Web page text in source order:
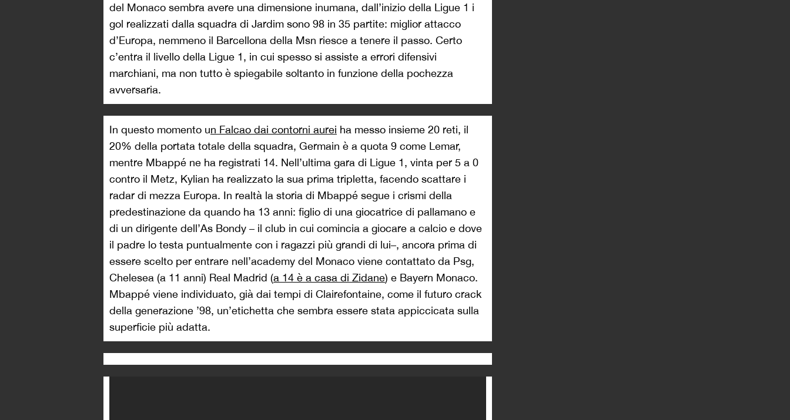
del Monaco sembra avere una dimensione inumana, dall’inizio della Ligue 1 i
gol realizzati dalla squadra di Jardim sono 98 in 35 partite: miglior attacco
d’Europa, nemmeno il Barcellona della Msn riesce a tenere il passo. Certo
c’entra il livello della Ligue 1, in cui spesso si assiste a errori difensivi
marchiani, ma non tutto è spiegabile soltanto in funzione della pochezza
avversaria.
In questo momento un Falcao dai contorni aurei ha messo insieme 20 reti, il
20% della portata totale della squadra, Germain è a quota 9 come Lemar,
mentre Mbappé ne ha registrati 14. Nell’ultima gara di Ligue 1, vinta per 5 a 0
contro il Metz, Kylian ha realizzato la sua prima tripletta, facendo scattare i
radar di mezza Europa. In realtà la storia di Mbappé segue i crismi della
predestinazione da quando ha 13 anni: figlio di una giocatrice di pallamano e
di un dirigente dell’As Bondy – il club in cui comincia a giocare a calcio e dove
il padre lo testa puntualmente con i ragazzi più grandi di lui–, ancora prima di
essere scelto per entrare nell’academy del Monaco viene contattato da Psg,
Chelesea (a 11 anni) Real Madrid (a 14 è a casa di Zidane) e Bayern Monaco.
Mbappé viene individuato, già dai tempi di Clairefontaine, come il futuro crack
della generazione ’98, un’etichetta che sembra essere stata appiccicata sulla
superficie più adatta.